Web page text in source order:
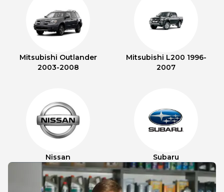
Mitsubishi Outlander
2003-2008
Mitsubishi L200 1996-
2007
Nissan Subaru